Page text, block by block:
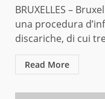
BRUXELLES –
una procedura
discariche, di cui
Read More